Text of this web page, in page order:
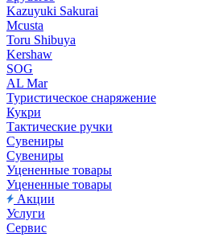
Kazuyuki Sakurai
Mcusta
Toru Shibuya
Kershaw
SOG
AL Mar
Туристическое снаряжение
Кукри
Тактические ручки
Сувениры
Сувениры
Уцененные товары
Уцененные товары
Акции
Услуги
Сервис